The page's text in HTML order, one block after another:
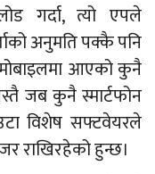
गर्दा, त्यो एपले
अनुमति पक्कै पनि
मोबाइलमा आएको कुनै
जब कुनै स्मार्टफोन
विशेष सफ्टवेयरले
राखिरहेको हुन्छ।